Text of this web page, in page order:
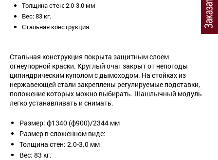
Толщина стен: 2.0-3.0 мм
Вес: 83 кг.
Стальная конструкция.
Стальная конструкция покрыта защитным слоем
огнеупорной краски. Круглый очаг закрыт от непогоды
цилиндрическим куполом с дымоходом. На стойках из
нержавеющей стали закреплены регулируемые подставки,
положение которых можно выбирать. Шашлычный модуль
легко устанавливать и снимать.
Размер: ф1340 (ф900)/2344 мм
Размер в сложенном виде:
Толщина стен: 2.0-3.0 мм
Вес: 83 кг.